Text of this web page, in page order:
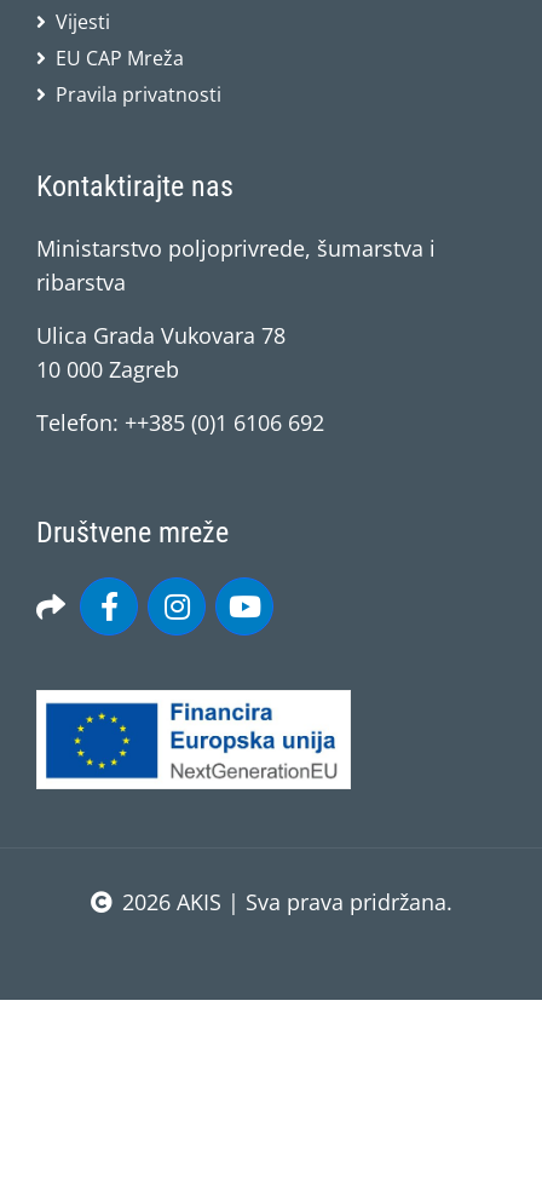
Vijesti
EU CAP Mreža
Pravila privatnosti
Kontaktirajte nas
Ministarstvo poljoprivrede, šumarstva i
ribarstva
Ulica Grada Vukovara 78
10 000 Zagreb
Telefon: ++385 (0)1 6106 692
Društvene mreže
2026 AKIS | Sva prava pridržana.